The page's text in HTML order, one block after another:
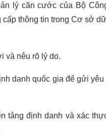
lý căn cước của Bộ
thông tin trong Cơ sở
và nêu rõ lý do.
danh quốc gia để gửi yêu
tảng định danh và xác